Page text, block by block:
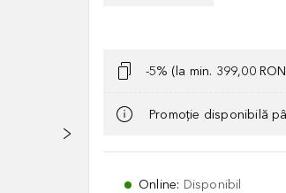
-5% (la min. 399,00
Promoție disponibilă
Online: Disponibil